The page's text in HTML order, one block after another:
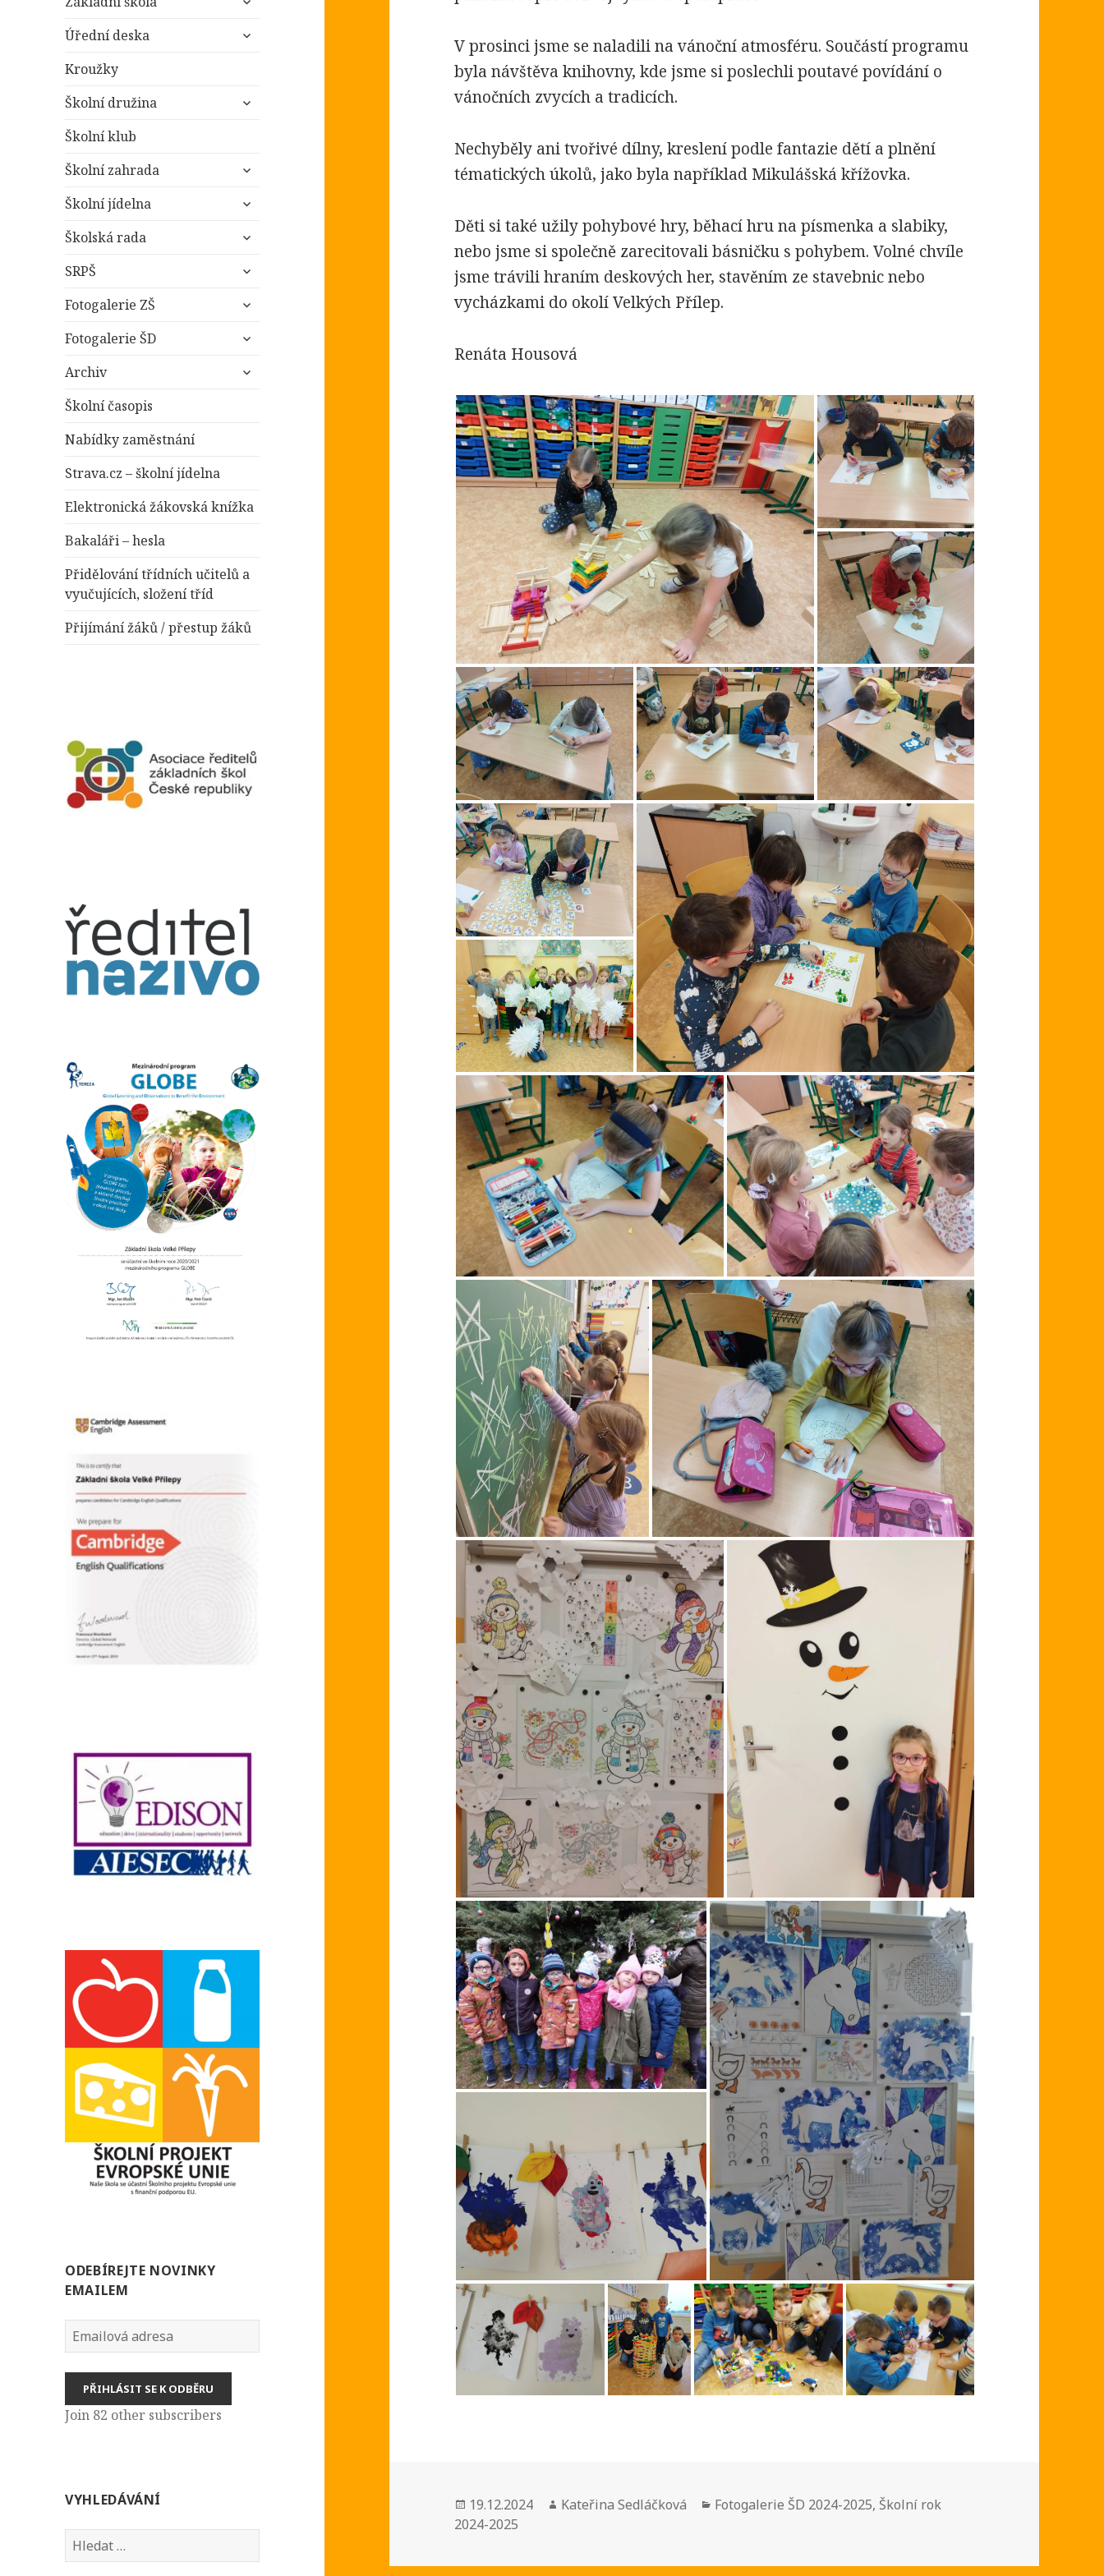
položky
Úřední deska
zobrazit
Kroužky
Školní družina
zobrazit
Školní klub
Školní zahrada
zobrazit
položky
Školní jídelna
zobrazit
položky
Školská rada
zobrazit
položky
SRPŠ
zobrazit
položky
Fotogalerie ZŠ
zobrazit
položky
Fotogalerie ŠD
zobrazit
položky
Archiv
zobrazit
Školní časopis
Nabídky zaměstnání
Strava.cz – školní jídelna
Elektronická žákovská knížka
Bakaláři – hesla
Přidělování třídních učitelů a
vyučujících, složení tříd
Přijímání žáků / přestup žáků
ODEBÍREJTE NOVINKY
EMAILEM
Emailová
adresa
PŘIHLÁSIT SE K ODBĚRU
Join 82 other subscribers
VYHLEDÁVÁNÍ
Vyhledávání
V prosinci jsme se naladili na vánoční atmosféru. Součástí programu
byla návštěva knihovny, kde jsme si poslechli poutavé povídání o
vánočních zvycích a tradicích.
Nechyběly ani tvořivé dílny, kreslení podle fantazie dětí a plnění
tématických úkolů, jako byla například Mikulášská křížovka.
Děti si také užily pohybové hry, běhací hru na písmenka a slabiky,
nebo jsme si společně zarecitovali básničku s pohybem. Volné chvíle
jsme trávili hraním deskových her, stavěním ze stavebnic nebo
vycházkami do okolí Velkých Přílep.
Renáta Housová
Publikováno:
19.12.2024 Autor:
Kateřina Sedláčková Rubriky:
Fotogalerie ŠD 2024-2025, Školní rok
2024-2025